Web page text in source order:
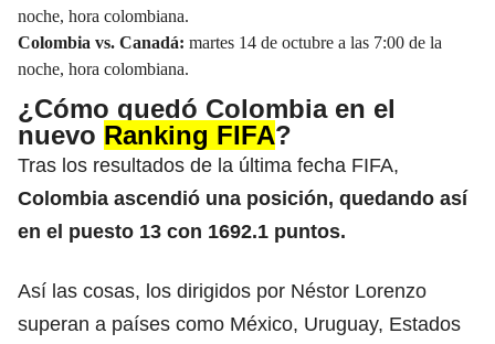
noche, hora colombiana.
Colombia vs. Canadá: martes 14 de octubre a las 7:00 de la
noche, hora colombiana.
¿Cómo quedó Colombia en el
nuevo Ranking FIFA?
Tras los resultados de la última fecha FIFA,
Colombia ascendió una posición, quedando así
en el puesto 13 con 1692.1 puntos.
Así las cosas, los dirigidos por Néstor Lorenzo
superan a países como México, Uruguay, Estados